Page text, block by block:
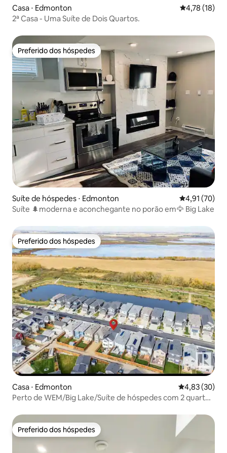
Casa ⋅ Edmonton 4,78 de uma
4,78 (18)
2ª Casa - Uma Suíte de Dois Quartos.
Preferido dos hóspedes
Preferido dos hóspedes
Suíte de hóspedes ⋅ Edmonton 4,91 de uma
4,91 (70)
Suíte 🌲moderna e aconchegante no porão em🦅 Big Lake
Preferido dos hóspedes
Preferido dos hóspedes
Casa ⋅ Edmonton 4,83 de uma
4,83 (30)
Perto de WEM/Big Lake/Suíte de hóspedes com 2 quartos
Preferido dos hóspedes
Preferido dos hóspedes